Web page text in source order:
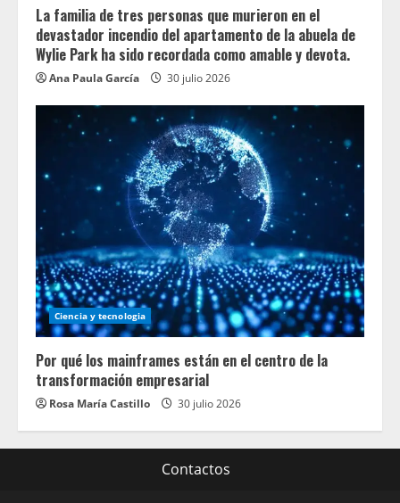
La familia de tres personas que murieron en el
devastador incendio del apartamento de la abuela de
Wylie Park ha sido recordada como amable y devota.
Ana Paula García 30 julio 2026
Ciencia y tecnologia
Por qué los mainframes están en el centro de la
transformación empresarial
Rosa María Castillo 30 julio 2026
Contactos